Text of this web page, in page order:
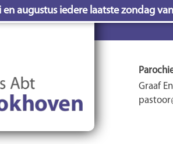
Graaf
augustus iedere laatste zondag